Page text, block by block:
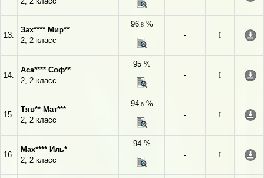
13.
Зах**** Мир**
2, 2 класс
96,8%
-
I
14.
Аса**** Соф**
2, 2 класс
95 %
-
I
15.
Тяв** Мат***
2, 2 класс
94,6%
-
I
16.
Мах**** Иль*
2, 2 класс
94 %
-
I